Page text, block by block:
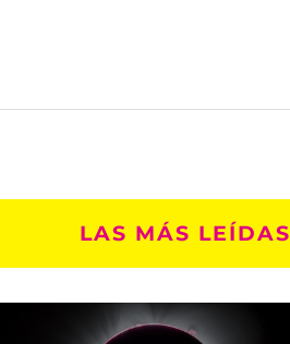
LAS MÁS LEÍDAS